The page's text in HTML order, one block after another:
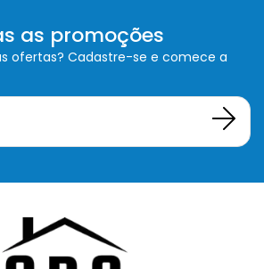
as promoções
ofertas? Cadastre-se e comece a